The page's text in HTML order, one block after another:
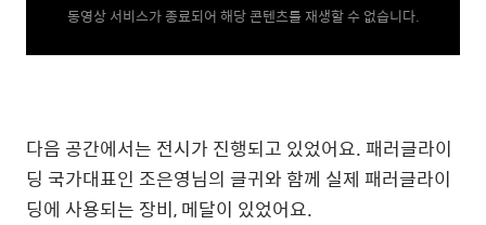
동영상 서비스가 종료되어 해당 콘텐츠를 재생할 수 없습니다.
다음 공간에서는 전시가 진행되고 있었어요. 패러글라이
딩 국가대표인 조은영님의 글귀와 함께 실제 패러글라이
딩에 사용되는 장비, 메달이 있었어요.